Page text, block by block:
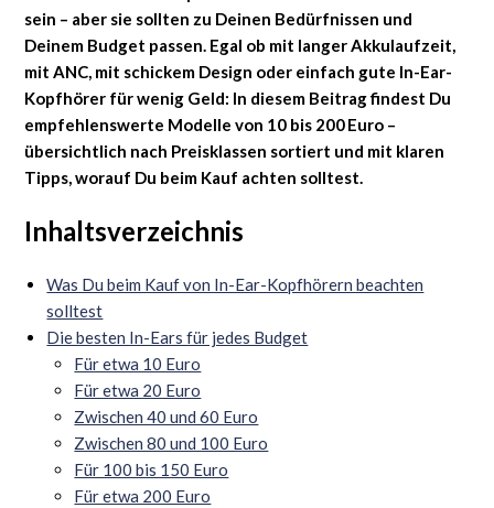
sein – aber sie sollten zu Deinen Bedürfnissen und
Deinem Budget passen. Egal ob mit langer Akkulaufzeit,
mit ANC, mit schickem Design oder einfach gute In-Ear-
Kopfhörer für wenig Geld: In diesem Beitrag findest Du
empfehlenswerte Modelle von 10 bis 200 Euro –
übersichtlich nach Preisklassen sortiert und mit klaren
Tipps, worauf Du beim Kauf achten solltest.
Inhaltsverzeichnis
Was Du beim Kauf von In-Ear-Kopfhörern beachten
solltest
Die besten In-Ears für jedes Budget
Für etwa 10 Euro
Für etwa 20 Euro
Zwischen 40 und 60 Euro
Zwischen 80 und 100 Euro
Für 100 bis 150 Euro
Für etwa 200 Euro